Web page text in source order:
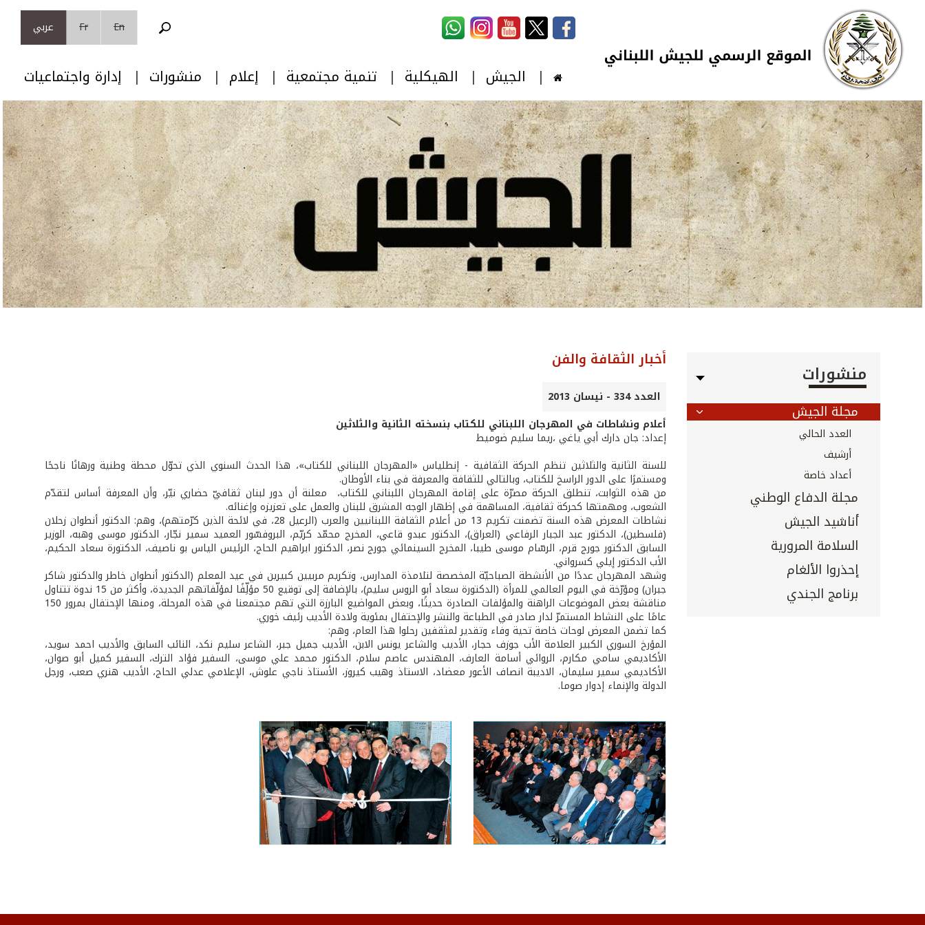
تجاوز إلى المحتوى الرئيسي
Skip to navigation
En
Fr عربي
الجيش الهيكلية تنمية مجتمعية إعلام منشورات إدارة واجتماعيات
منشورات
مجلة الجيش
العدد الحالي
أرشيف
أعداد خاصة
مجلة الدفاع الوطني
أناشيد الجيش
السلامة المرورية
إحذروا الألغام
برنامج الجندي
أخبار الثقافة والفن
العدد 334 - نيسان 2013
أعلام ونشاطات في المهرجان اللبناني للكتاب بنسخته الثانية والثلاثين
إعداد: جان دارك أبي ياغي ،ريما سليم ضوميط
للسنة الثانية والثلاثين تنظم الحركة الثقافية - إنطلياس «المهرجان اللبناني للكتاب»، هذا الحدث السنوي الذي تحوّل محطة وطنية ورهانًا ناجحًا
ومستمرًا على الدور الراسخ للكتاب، وبالتالي للثقافة والمعرفة في بناء الأوطان.
من هذه الثوابت، تنطلق الحركة مصرّة على إقامة المهرجان اللبناني للكتاب، معلنة أن دور لبنان ثقافيّ حضاري نيّر، وأن المعرفة أساس لتقدّم
الشعوب، ومهمتها كحركة ثقافية، المساهمة في إظهار الوجه المشرق للبنان والعمل على تعزيزه وإغنائه.
نشاطات المعرض هذه السنة تضمنت تكريم 13 من أعلام الثقافة اللبنانيين والعرب (الرعيل 28، في لائحة الذين كرّمتهم)، وهم: الدكتور أنطوان زحلان
(فلسطين)، الدكتور عبد الجبار الرفاعي (العراق)، الدكتور عبدو قاعي، المخرج محمّد كريّم، البروفسّور العميد سمير نجّار، الدكتور موسى وهبه، الوزير
السابق الدكتور جورج قرم، الرسّام موسى طيبا، المخرج السينمائي جورج نصر، الدكتور ابراهيم الحاج، الرئيس الياس بو ناصيف، الدكتورة سعاد الحكيم،
الأب الدكتور إيلي كسرواني.
وشهد المهرجان عددًا من الأنشطة الصباحيّة المخصصة لتلامذة المدارس، وتكريم مربيين كبيرين في عيد المعلم (الدكتور أنطوان خاطر والدكتور شاكر
جبران) ومؤرّخة في اليوم العالمي للمرأة (الدكتورة سعاد أبو الروس سليم)، بالإضافة إلى توقيع 50 مؤلِّفًا لمؤلّفاتهم الجديدة، وأكثر من 15 ندوة تتناول
مناقشة بعض الموضوعات الراهنة والمؤلفات الصادرة حديثًا، وبعض المواضيع البارزة التي تهم مجتمعنا في هذه المرحلة، ومنها الإحتفال بمرور 150
عامًا على النشاط المستمرّ لدار صادر في الطباعة والنشر والإحتفال بمئوية ولادة الأديب رئيف خوري.
كما تضمن المعرض لوحات خاصة تحية وفاء وتقدير لمثقفين رحلوا هذا العام، وهم:
المؤرخ السوري الكبير العلامة الأب جوزف حجار، الأديب والشاعر يونس الابن، الأديب جميل جبر، الشاعر سليم نكد، النائب السابق والأديب احمد سويد،
الأكاديمي سامي مكارم، الروائي أسامة العارف، المهندس عاصم سلام، الدكتور محمد علي موسى، السفير فؤاد الترك، السفير كميل أبو صوان،
الأكاديمي سمير سليمان، الاديبة انصاف الأعور معضاد، الاستاذ وهيب كيروز، الأستاذ ناجي علوش، الإعلامي عدلي الحاج، الأديب هنري صعب، ورجل
الدولة والإنماء إدوار صوما.